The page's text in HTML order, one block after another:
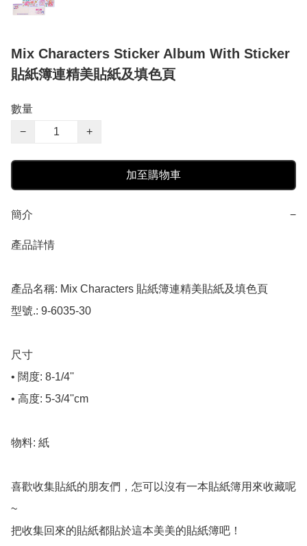
Mix Characters Sticker Album With Sticker
貼紙簿連精美貼紙及填色頁
數量
−
+
加至購物車
簡介 −
產品詳情
產品名稱: Mix Characters 貼紙簿連精美貼紙及填色頁
型號.: 9-6035-30
尺寸
• 闊度: 8-1/4''
• 高度: 5-3/4''cm
物料: 紙
喜歡收集貼紙的朋友們，怎可以沒有一本貼紙簿用來收藏呢
~
把收集回來的貼紙都貼於這本美美的貼紙簿吧！